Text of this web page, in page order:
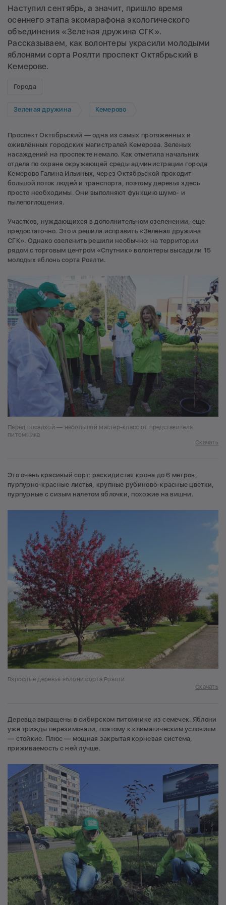
Наступил сентябрь, а значит, пришло время
осеннего этапа экомарафона экологического
объединения «Зеленая дружина СГК».
Рассказываем, как волонтеры украсили молодыми
яблонями сорта Роялти проспект Октябрьский в
Кемерове.
Города
Зеленая дружина Кемерово
Проспект Октябрьский — одна из самых протяженных и
оживлённых городских магистралей Кемерова. Зеленых
насаждений на проспекте немало. Как отметила начальник
отдела по охране окружающей среды администрации города
Кемерово Галина Ильиных, через Октябрьской проходит
большой поток людей и транспорта, поэтому деревья здесь
просто необходимы. Они выполняют функцию шумо- и
пылепоглощения.
Участков, нуждающихся в дополнительном озеленении, еще
предостаточно. Это и решила исправить «Зеленая дружина
СГК». Однако озеленить решили необычно: на территории
рядом с торговым центром «Спутник» волонтеры высадили 15
молодых яблонь сорта Роялти.
Перед посадкой — небольшой мастер-класс от представителя
питомника
Скачать
Это очень красивый сорт: раскидистая крона до 6 метров,
пурпурно-красные листья, крупные рубиново-красные цветки,
пурпурные с сизым налетом яблочки, похожие на вишни.
Взрослые деревья яблони сорта Роялти
Скачать
Деревца выращены в сибирском питомнике из семечек. Яблони
уже трижды перезимовали, поэтому к климатическим условиям
— стойкие. Плюс — мощная закрытая корневая система,
приживаемость с ней лучше.